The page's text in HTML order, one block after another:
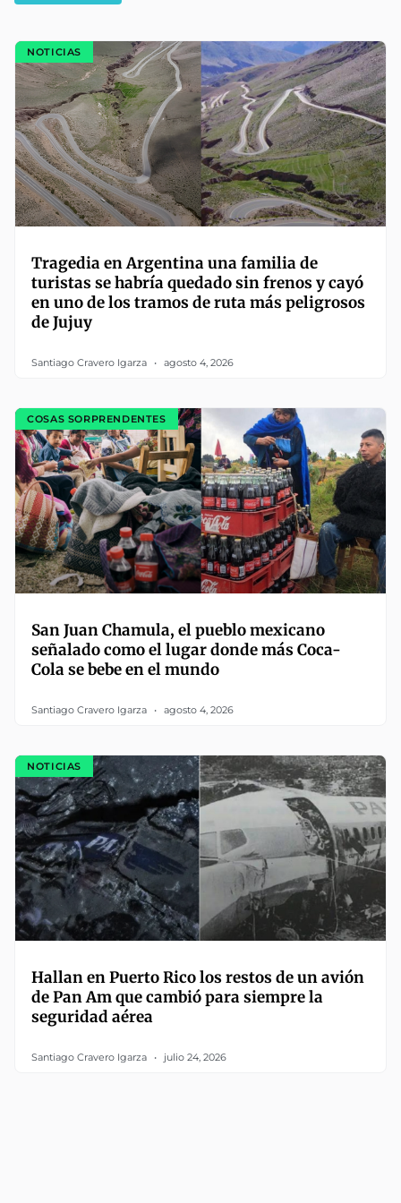
NOTICIAS
Tragedia en Argentina una familia de
turistas se habría quedado sin frenos y cayó
en uno de los tramos de ruta más peligrosos
de Jujuy
Santiago Cravero Igarza agosto 4, 2026
COSAS SORPRENDENTES
San Juan Chamula, el pueblo mexicano
señalado como el lugar donde más Coca-
Cola se bebe en el mundo
Santiago Cravero Igarza agosto 4, 2026
NOTICIAS
Hallan en Puerto Rico los restos de un avión
de Pan Am que cambió para siempre la
seguridad aérea
Santiago Cravero Igarza julio 24, 2026